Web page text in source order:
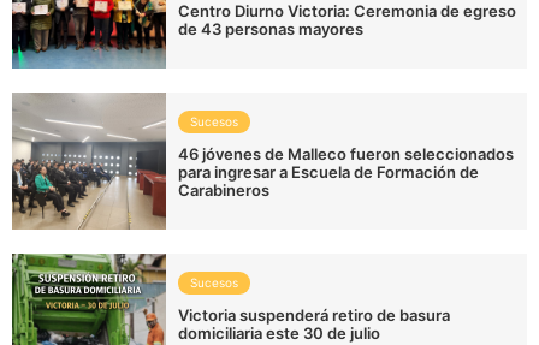
Centro Diurno Victoria: Ceremonia de egreso
de 43 personas mayores
Sucesos
46 jóvenes de Malleco fueron seleccionados
para ingresar a Escuela de Formación de
Carabineros
Sucesos
Victoria suspenderá retiro de basura
domiciliaria este 30 de julio